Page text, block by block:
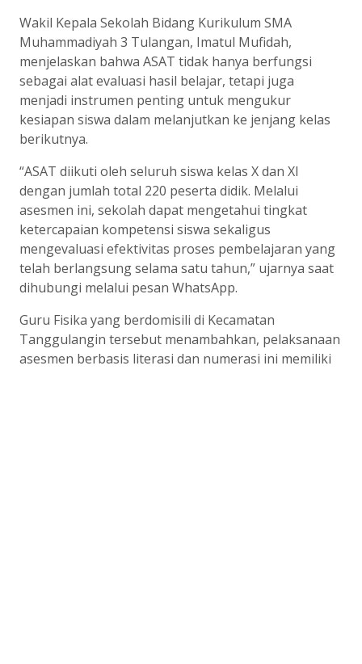
Wakil Kepala Sekolah Bidang Kurikulum SMA
Muhammadiyah 3 Tulangan, Imatul Mufidah,
menjelaskan bahwa ASAT tidak hanya berfungsi
sebagai alat evaluasi hasil belajar, tetapi juga
menjadi instrumen penting untuk mengukur
kesiapan siswa dalam melanjutkan ke jenjang kelas
berikutnya.
“ASAT diikuti oleh seluruh siswa kelas X dan XI
dengan jumlah total 220 peserta didik. Melalui
asesmen ini, sekolah dapat mengetahui tingkat
ketercapaian kompetensi siswa sekaligus
mengevaluasi efektivitas proses pembelajaran yang
telah berlangsung selama satu tahun,” ujarnya saat
dihubungi melalui pesan WhatsApp.
Guru Fisika yang berdomisili di Kecamatan
Tanggulangin tersebut menambahkan, pelaksanaan
asesmen berbasis literasi dan numerasi ini memiliki